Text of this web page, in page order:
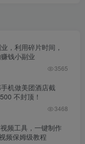
，利用碎片时间，
钱小副业
3565
机做美团酒店截
不封顶！
3468
频工具，一键制作
频保姆级教程